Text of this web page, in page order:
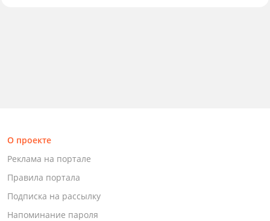
О проекте
Реклама на портале
Правила портала
Подписка на рассылку
Напоминание пароля